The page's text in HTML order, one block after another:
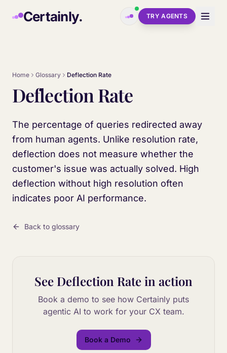
Certainly. TRY AGENTS
Home Glossary Deflection Rate
Deflection Rate
The percentage of queries redirected away
from human agents. Unlike resolution rate,
deflection does not measure whether the
customer's issue was actually solved. High
deflection without high resolution often
indicates poor AI performance.
Back to glossary
See Deflection Ratein action
Book a demo to see how Certainly puts
agentic AI to work for your CX team.
Book a Demo